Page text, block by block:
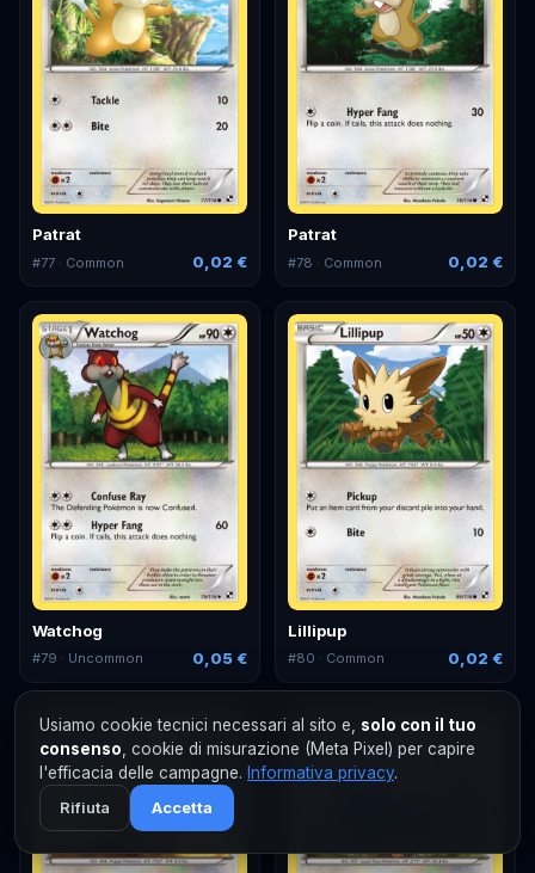
Patrat
#77 · Common 0,02 €
Patrat
#78 · Common 0,02 €
Watchog
#79 · Uncommon 0,05 €
Lillipup
#80 · Common 0,02 €
Usiamo cookie tecnici necessari al sito e, solo con il tuo
consenso , cookie di misurazione (Meta Pixel) per capire
l'efficacia delle campagne. Informativa privacy.
Rifiuta
Accetta